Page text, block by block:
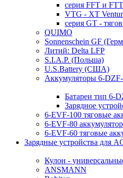
серия FFT и
VTG - XT
серия GT -
QUIMO
Sonnenschein GF
Литий: Delta LFP
S.I.A.P. (Польша)
U.S.Battery (США)
Аккумуляторы 6-
Батареи тип 6-
Зарядное
6-EVF-100 тяговые
6-EVF-80
6-EVF-60 тяговые
Зарядные устройства для
Кулон -
ANSMANN